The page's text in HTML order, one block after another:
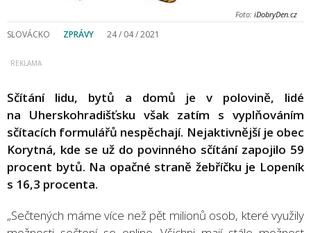
Foto: iDobryDen.cz
SLOVÁCKO ZPRÁVY 24 / 04 / 2021
Sčítání lidu, bytů a domů je v polovině, lidé
na Uherskohradišťsku však zatím s vyplňováním
sčítacích formulářů nespěchají. Nejaktivnější je obec
Korytná, kde se už do povinného sčítání zapojilo 59
procent bytů. Na opačné straně žebříčku je Lopeník
s 16,3 procenta.
„Sečtených máme více než pět milionů osob, které využily